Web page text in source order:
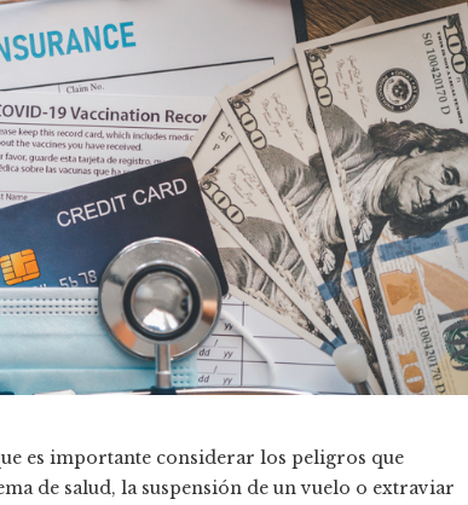
es importante considerar los peligros que
de salud, la suspensión de un vuelo o extraviar